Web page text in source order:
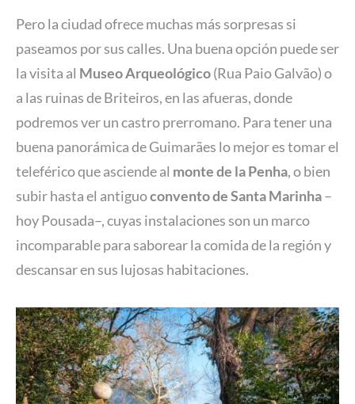
Pero la ciudad ofrece muchas más sorpresas si
paseamos por sus calles. Una buena opción puede ser
la visita al Museo Arqueológico(Rua Paio Galvão) o
a las ruinas de Briteiros, en las afueras, donde
podremos ver un castro prerromano. Para tener una
buena panorámica de Guimarães lo mejor es tomar el
teleférico que asciende al monte de la Penha, o bien
subir hasta el antiguoconvento de Santa Marinha–
hoy Pousada–, cuyas instalaciones son un marco
incomparable para saborear la comida de la región y
descansar en sus lujosas habitaciones.